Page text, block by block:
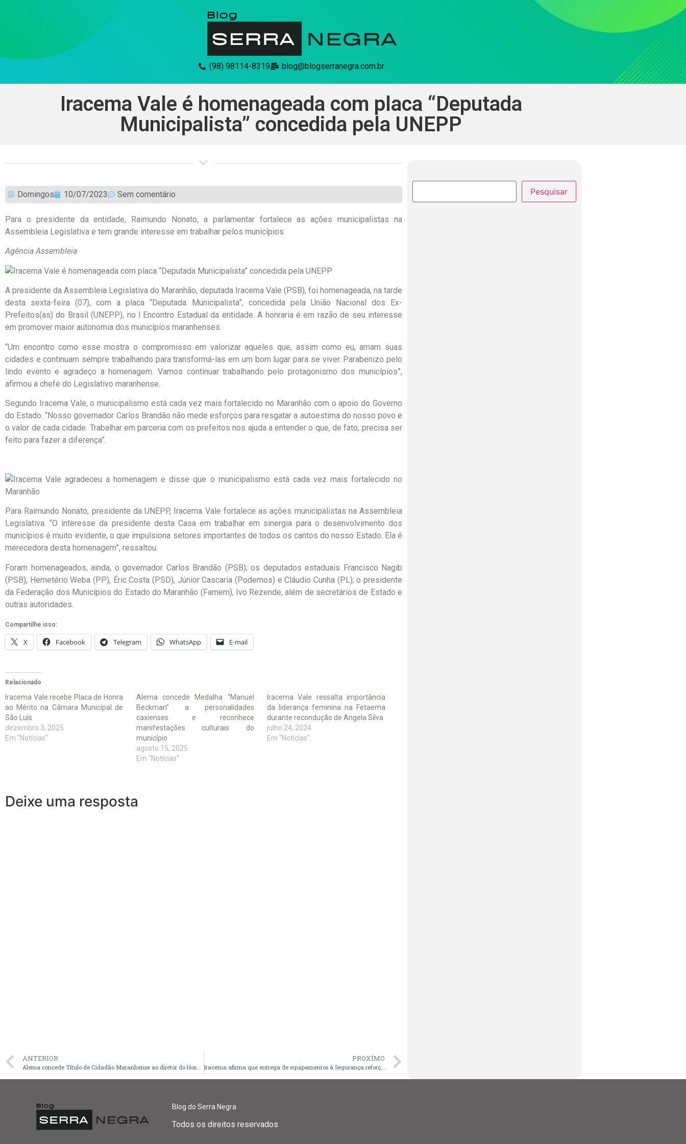
(98) 98114-8319 blog@blogserranegra.com.br
Iracema Vale é homenageada com placa “Deputada
Municipalista” concedida pela UNEPP
Domingos 10/07/2023 Sem comentário
Para o presidente da entidade, Raimundo Nonato, a parlamentar fortalece as ações municipalistas na
Assembleia Legislativa e tem grande interesse em trabalhar pelos municípios
Agência Assembleia
A presidente da Assembleia Legislativa do Maranhão, deputada Iracema Vale (PSB), foi homenageada, na tarde
desta sexta-feira (07), com a placa “Deputada Municipalista”, concedida pela União Nacional dos Ex-
Prefeitos(as) do Brasil (UNEPP), no l Encontro Estadual da entidade. A honraria é em razão de seu interesse
em promover maior autonomia dos municípios maranhenses.
“Um encontro como esse mostra o compromisso em valorizar aqueles que, assim como eu, amam suas
cidades e continuam sempre trabalhando para transformá-las em um bom lugar para se viver. Parabenizo pelo
lindo evento e agradeço a homenagem. Vamos continuar trabalhando pelo protagonismo dos municípios”,
afirmou a chefe do Legislativo maranhense.
Segundo Iracema Vale, o municipalismo está cada vez mais fortalecido no Maranhão com o apoio do Governo
do Estado. “Nosso governador Carlos Brandão não mede esforços para resgatar a autoestima do nosso povo e
o valor de cada cidade. Trabalhar em parceria com os prefeitos nos ajuda a entender o que, de fato, precisa ser
feito para fazer a diferença”.
Para Raimundo Nonato, presidente da UNEPP, Iracema Vale fortalece as ações municipalistas na Assembleia
Legislativa. “O interesse da presidente desta Casa em trabalhar em sinergia para o desenvolvimento dos
municípios é muito evidente, o que impulsiona setores importantes de todos os cantos do nosso Estado. Ela é
merecedora desta homenagem”, ressaltou.
Foram homenageados, ainda, o governador Carlos Brandão (PSB); os deputados estaduais Francisco Nagib
(PSB), Hemetério Weba (PP), Éric Costa (PSD), Júnior Cascaria (Podemos) e Cláudio Cunha (PL); o presidente
da Federação dos Municípios do Estado do Maranhão (Famem), Ivo Rezende, além de secretários de Estado e
outras autoridades.
Compartilhe isso:
X Facebook Telegram WhatsApp E-mail
Relacionado
Iracema Vale recebe Placa de Honra
ao Mérito na Câmara Municipal de
São Luís
dezembro 3, 2025
Em "Notícias"
Alema concede Medalha “Manuel
Beckman” a personalidades
caxienses e reconhece
manifestações culturais do
município
agosto 15, 2025
Em "Notícias"
Iracema Vale ressalta importância
da liderança feminina na Fetaema
durante recondução de Angela Silva
julho 24, 2024
Em "Notícias"
Deixe uma resposta
ANTERIOR PROXÍMO
Iracema afirma que entrega de equipamentos à Segurança reforça compromisso de Brandão com redução da criminalidade
Pesquisar
Blog do Serra Negra
Todos os direitos reservados